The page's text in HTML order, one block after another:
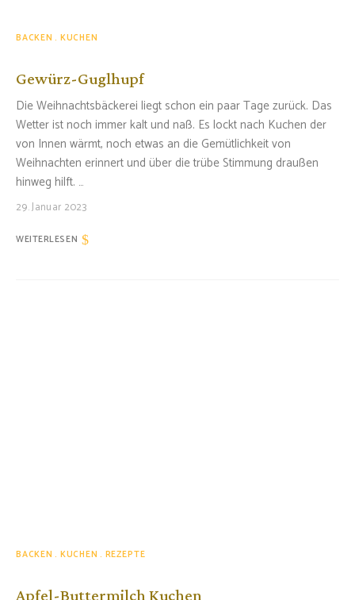
BACKEN KUCHEN
Gewürz-Guglhupf
Die Weihnachtsbäckerei liegt schon ein paar Tage zurück. Das
Wetter ist noch immer kalt und naß. Es lockt nach Kuchen der
von Innen wärmt, noch etwas an die Gemütlichkeit von
Weihnachten erinnert und über die trübe Stimmung draußen
hinweg hilft. …
29. Januar 2023
WEITERLESEN
BACKEN KUCHEN REZEPTE
Apfel-Buttermilch Kuchen